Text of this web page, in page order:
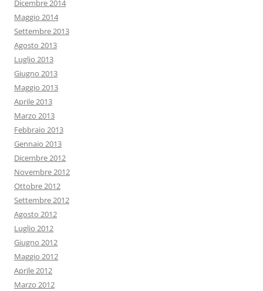
Dicembre 2014
Maggio 2014
Settembre 2013
Agosto 2013
Luglio 2013
Giugno 2013
Maggio 2013
Aprile 2013
Marzo 2013
Febbraio 2013
Gennaio 2013
Dicembre 2012
Novembre 2012
Ottobre 2012
Settembre 2012
Agosto 2012
Luglio 2012
Giugno 2012
Maggio 2012
Aprile 2012
Marzo 2012